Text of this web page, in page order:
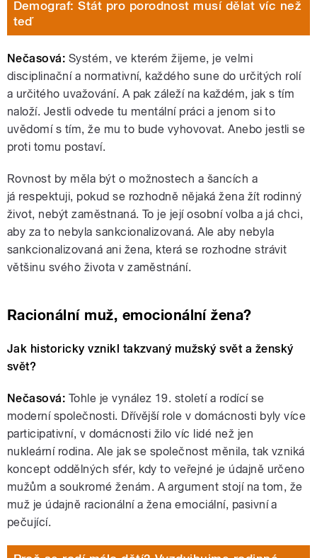
Demograf: Stát pro porodnost musí dělat víc než
teď
Nečasová: Systém, ve kterém žijeme, je velmi
disciplinační a normativní, každého sune do určitých rolí
a určitého uvažování. A pak záleží na každém, jak s tím
naloží. Jestli odvede tu mentální práci a jenom si to
uvědomí s tím, že mu to bude vyhovovat. Anebo jestli se
proti tomu postaví.
Rovnost by měla být o možnostech a šancích a
já respektuji, pokud se rozhodně nějaká žena žít rodinný
život, nebýt zaměstnaná. To je její osobní volba a já chci,
aby za to nebyla sankcionalizovaná. Ale aby nebyla
sankcionalizovaná ani žena, která se rozhodne strávit
většinu svého života v zaměstnání.
Racionální muž, emocionální žena?
Jak historicky vznikl takzvaný mužský svět a ženský
svět?
Nečasová: Tohle je vynález 19. století a rodící se
moderní společnosti. Dřívější role v domácnosti byly více
participativní, v domácnosti žilo víc lidé než jen
nukleární rodina. Ale jak se společnost měnila, tak vzniká
koncept oddělných sfér, kdy to veřejné je údajně určeno
mužům a soukromé ženám. A argument stojí na tom, že
muž je údajně racionální a žena emociální, pasivní a
pečující.